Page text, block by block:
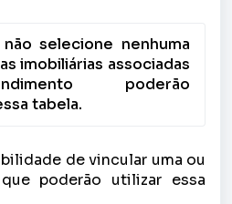
selecione nenhuma
imobiliárias associadas
poderão
tabela.
de vincular uma ou
poderão utilizar essa